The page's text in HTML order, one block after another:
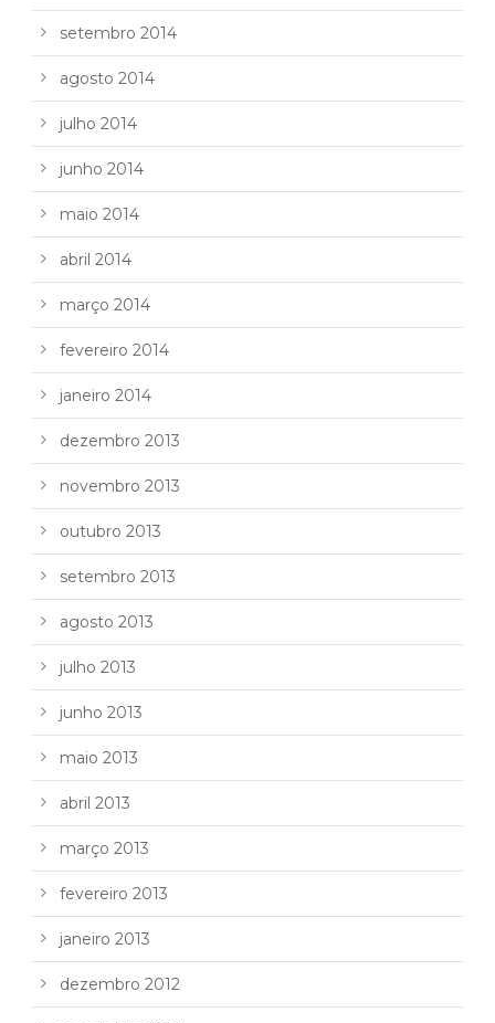
setembro 2014
agosto 2014
julho 2014
junho 2014
maio 2014
abril 2014
março 2014
fevereiro 2014
janeiro 2014
dezembro 2013
novembro 2013
outubro 2013
setembro 2013
agosto 2013
julho 2013
junho 2013
maio 2013
abril 2013
março 2013
fevereiro 2013
janeiro 2013
dezembro 2012